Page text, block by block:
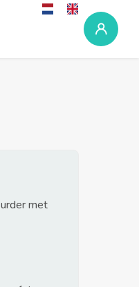
met